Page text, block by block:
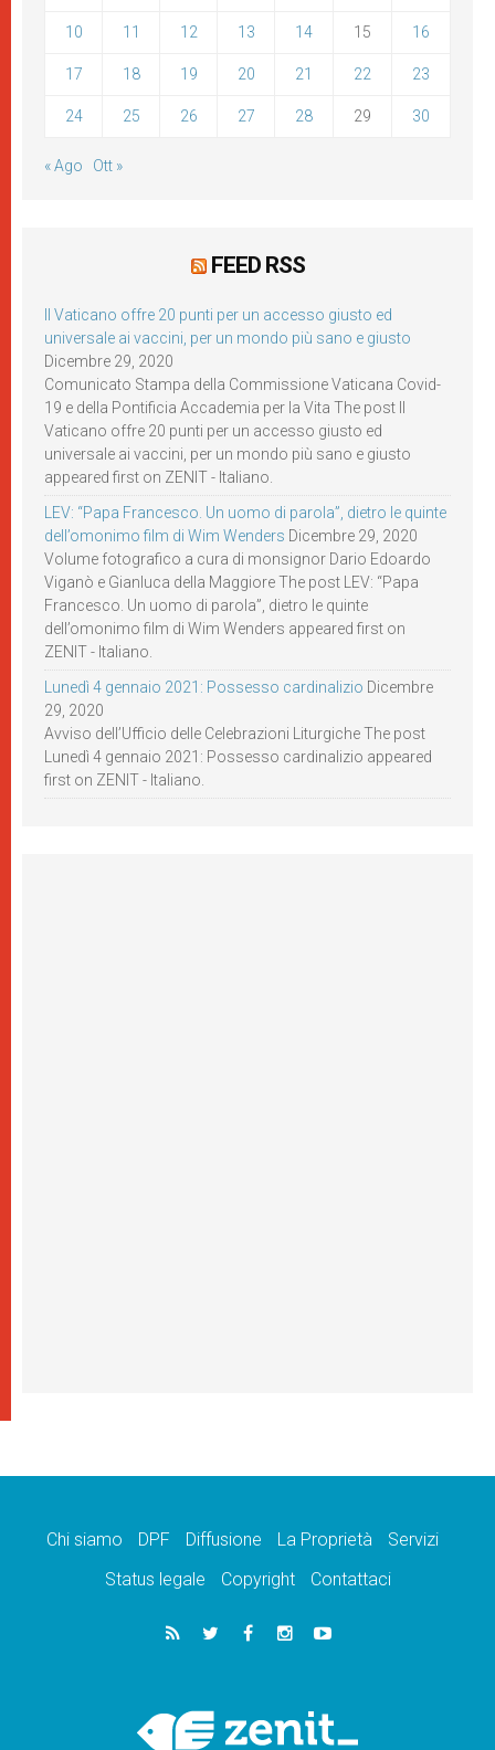
10 11 12 13 14 15 16
17 18 19 20 21 22 23
24 25 26 27 28 29 30
« Ago Ott »
FEED RSS
Il Vaticano offre 20 punti per un accesso giusto ed
universale ai vaccini, per un mondo più sano e giusto
Dicembre 29, 2020
Comunicato Stampa della Commissione Vaticana Covid-
19 e della Pontificia Accademia per la Vita The post Il
Vaticano offre 20 punti per un accesso giusto ed
universale ai vaccini, per un mondo più sano e giusto
appeared first on ZENIT - Italiano.
LEV: “Papa Francesco. Un uomo di parola”, dietro le quinte
dell’omonimo film di Wim Wenders Dicembre 29, 2020
Volume fotografico a cura di monsignor Dario Edoardo
Viganò e Gianluca della Maggiore The post LEV: “Papa
Francesco. Un uomo di parola”, dietro le quinte
dell’omonimo film di Wim Wenders appeared first on
ZENIT - Italiano.
Lunedì 4 gennaio 2021: Possesso cardinalizio Dicembre
29, 2020
Avviso dell’Ufficio delle Celebrazioni Liturgiche The post
Lunedì 4 gennaio 2021: Possesso cardinalizio appeared
first on ZENIT - Italiano.
Chi siamo DPF Diffusione La Proprietà
Servizi
Status legale
Copyright Contattaci